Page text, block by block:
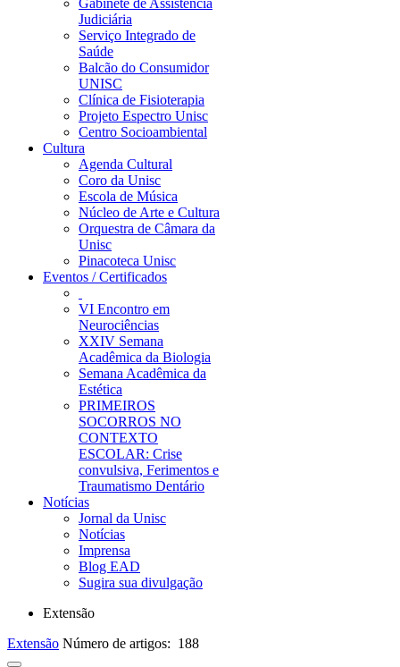
Gabinete de Assistência
Judiciária
Serviço Integrado de
Saúde
Balcão do Consumidor
UNISC
Clínica de Fisioterapia
Projeto Espectro Unisc
Centro Socioambiental
Cultura
Agenda Cultural
Coro da Unisc
Escola de Música
Núcleo de Arte e Cultura
Orquestra de Câmara da
Unisc
Pinacoteca Unisc
Eventos / Certificados
VI Encontro em
Neurociências
XXIV Semana
Acadêmica da Biologia
Semana Acadêmica da
Estética
PRIMEIROS
SOCORROS NO
CONTEXTO
ESCOLAR: Crise
convulsiva, Ferimentos e
Traumatismo Dentário
Notícias
Jornal da Unisc
Notícias
Imprensa
Blog EAD
Sugira sua divulgação
Extensão
Extensão Número de artigos: 188